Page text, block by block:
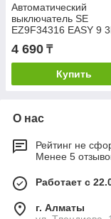
Автоматический
выключатель SE
EZ9F34316 EASY 9
4 690 ₸
Купить
О нас
Рейтинг не
Менее 5
Работает с
г. Алматы